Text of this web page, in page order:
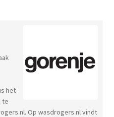
het
te
Op wasdrogers.nl vindt